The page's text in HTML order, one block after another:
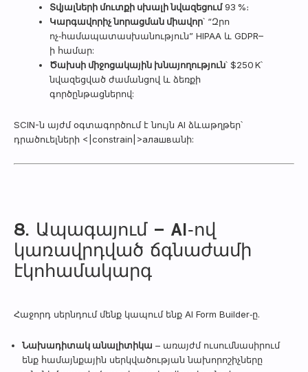
Տվյալների մուտքի սխալի նվազեցում93 %։
Կարգավորիչ նորացման միավոր՝ “Զրո
ոչ‑համապատասխանություն” HIPAA և GDPR–
ի համար:
Ծախսի միջոցակային խնայողություն՝ $250 K՝
նվազեցված ժամանցով և ձեռքի
գործընթացներով:
SCIN-ն այժմ օգտագործում է նույն AI ձևաթղթեր՝
դրածուելների <|constrain|>алашвանի:
8. Ապագայում – AI‑ով
կառավրդված ճգնաժամի
էկոհամակարգ
Հաջորդ սերնդում մենք կապում ենք AI Form Builder‑ը.
Նախադիտակ անալիտիկա – առայժմ ուսումնասիրում
ենք համայնքային սերկվածության նախորոշիչները